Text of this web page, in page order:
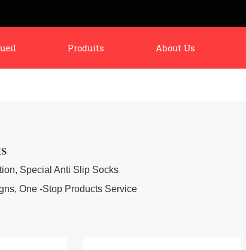
Produits About Us
Special Anti Slip Socks
One -Stop Products Service